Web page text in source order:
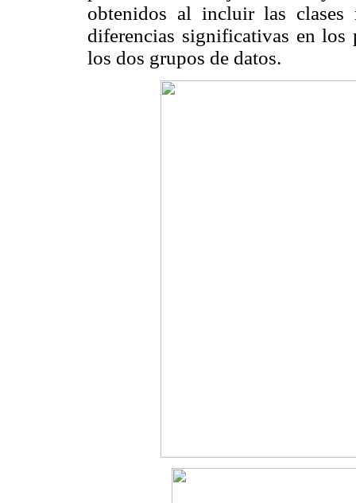
obtenidos al incluir las clases
diferencias significativas en los
los dos grupos de datos.